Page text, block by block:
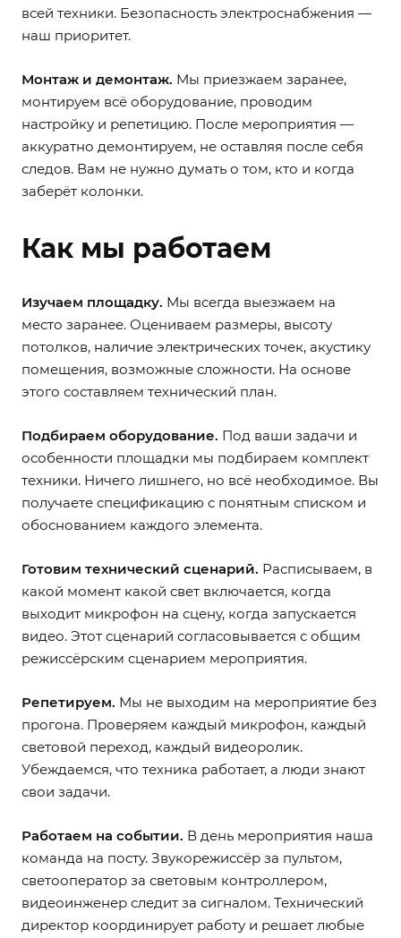
всей техники. Безопасность электроснабжения —
наш приоритет.
Монтаж и демонтаж. Мы приезжаем заранее,
монтируем всё оборудование, проводим
настройку и репетицию. После мероприятия —
аккуратно демонтируем, не оставляя после себя
следов. Вам не нужно думать о том, кто и когда
заберёт колонки.
Как мы работаем
Изучаем площадку. Мы всегда выезжаем на
место заранее. Оцениваем размеры, высоту
потолков, наличие электрических точек, акустику
помещения, возможные сложности. На основе
этого составляем технический план.
Подбираем оборудование. Под ваши задачи и
особенности площадки мы подбираем комплект
техники. Ничего лишнего, но всё необходимое. Вы
получаете спецификацию с понятным списком и
обоснованием каждого элемента.
Готовим технический сценарий. Расписываем, в
какой момент какой свет включается, когда
выходит микрофон на сцену, когда запускается
видео. Этот сценарий согласовывается с общим
режиссёрским сценарием мероприятия.
Репетируем. Мы не выходим на мероприятие без
прогона. Проверяем каждый микрофон, каждый
световой переход, каждый видеоролик.
Убеждаемся, что техника работает, а люди знают
свои задачи.
Работаем на событии. В день мероприятия наша
команда на посту. Звукорежиссёр за пультом,
светооператор за световым контроллером,
видеоинженер следит за сигналом. Технический
директор координирует работу и решает любые